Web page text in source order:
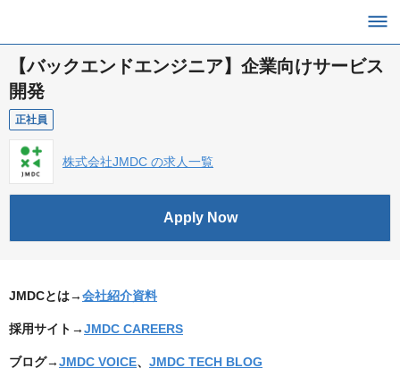
【バックエンドエンジニア】企業向けサービス
開発
正社員
株式会社JMDC の求人一覧
Apply Now
JMDCとは→会社紹介資料
採用サイト→JMDC CAREERS
ブログ→JMDC VOICE、 JMDC TECH BLOG